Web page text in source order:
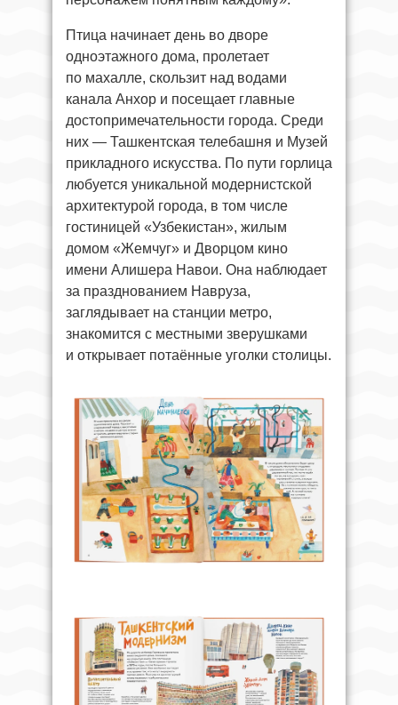
Птица начинает день во дворе
одноэтажного дома, пролетает
по махалле, скользит над водами
канала Анхор и посещает главные
достопримечательности города. Среди
них — Ташкентская телебашня и Музей
прикладного искусства. По пути горлица
любуется уникальной модернистской
архитектурой города, в том числе
гостиницей «Узбекистан», жилым
домом «Жемчуг» и Дворцом кино
имени Алишера Навои. Она наблюдает
за празднованием Навруза,
заглядывает на станции метро,
знакомится с местными зверушками
и открывает потаённые уголки столицы.